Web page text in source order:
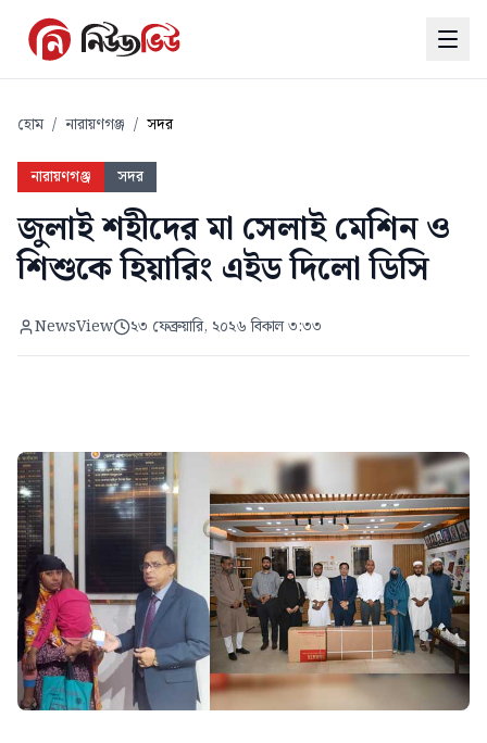
হোম / নারায়ণগঞ্জ / সদর
নারায়ণগঞ্জ সদর
জুলাই শহীদের মা সেলাই মেশিন ও
শিশুকে হিয়ারিং এইড দিলো ডিসি
NewsView ২৩ ফেব্রুয়ারি, ২০২৬ বিকাল ৩:৩৩